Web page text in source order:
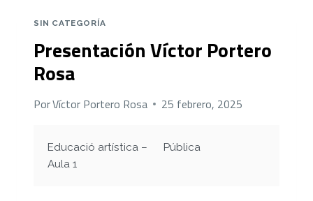
ARTE
SIN CATEGORÍA
Presentación Víctor Portero
Rosa
PorVíctor Portero Rosa 25 febrero, 2025
Educació artística –
Aula 1
Pública